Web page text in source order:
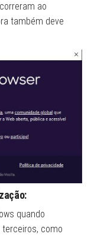
ao
também deve
quando
como